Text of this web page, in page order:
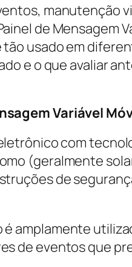
manutenção
de Mensagem
tão usado em
e o que avaliar
Variável
com
(geralmente
de
amplamente
de eventos que